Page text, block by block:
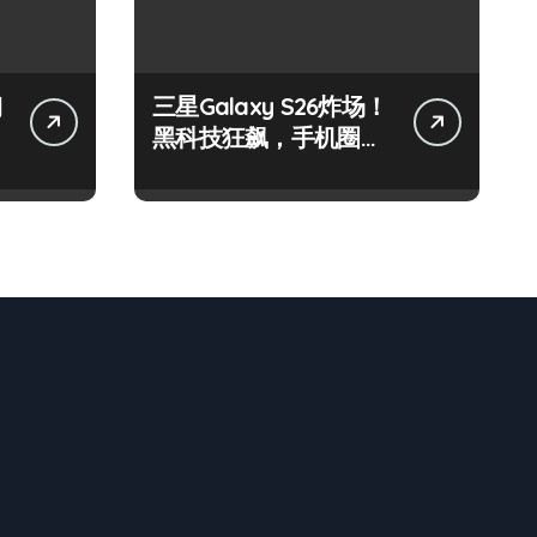
三星Galaxy S26炸场！
黑科技狂飙，手机圈要